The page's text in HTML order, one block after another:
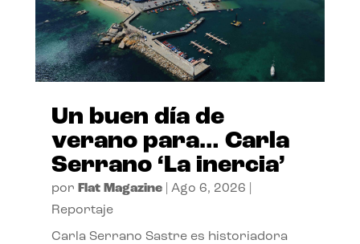
Un buen día de
verano para… Carla
Serrano ‘La inercia’
por Flat Magazine| Ago 6, 2026
Reportaje
Carla Serrano Sastre es historiadora